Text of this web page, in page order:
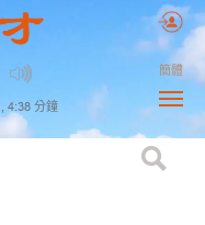
4:38 分鐘
簡體